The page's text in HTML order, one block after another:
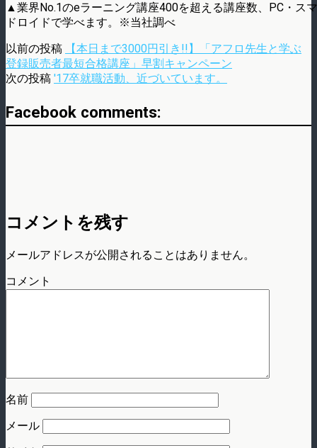
▲業界No.1のeラーニング講座400を超える講座数、PC・ス
ドロイドで学べます。※当社調べ
以前の投稿
【本日まで3000円引き!!】「アフロ先生と学ぶ
登録販売者最短合格講座」早割キャンペーン
次の投稿 '17卒就職活動、近づいています。
Facebook comments:
コメントを残す
メールアドレスが公開されることはありません。
コメント
名前
メール